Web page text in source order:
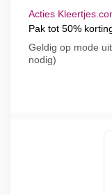
Acties
Pak tot 50%
Geldig op mode
nodig)